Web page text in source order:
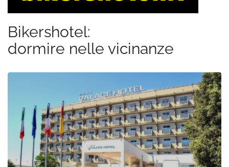
Bikershotel:
dormire nelle vicinanze